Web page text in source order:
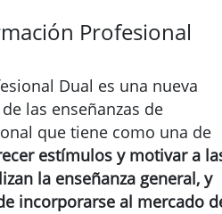
Profesional
Dual es una nueva
las enseñanzas de
que tiene como una de
estímulos y motivar a
la enseñanza general, y
incorporarse al mercado